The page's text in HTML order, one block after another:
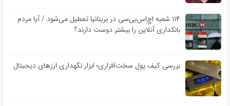
۱۱۴ شعبه اچ‌اس‌بی‌سی در بریتانیا تعطیل می‌شود / آیا مردم
بانکداری آنلاین را بیشتر دوست دارند؟
بررسی کیف‌ پول سخت‌افزاری؛ ابزار نگهداری ارزهای دیجیتال